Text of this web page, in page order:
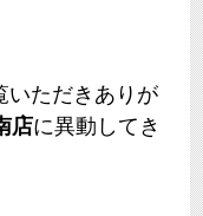
いただきありが
店に異動してき